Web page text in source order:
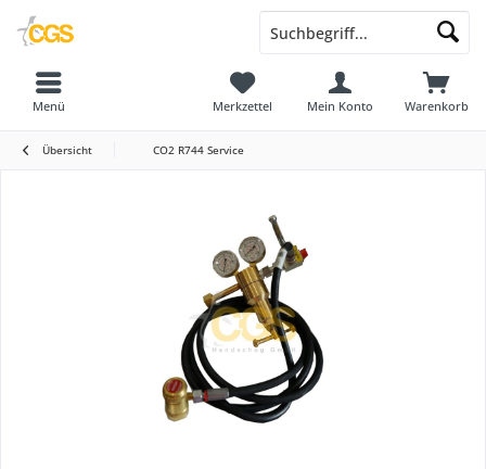
Warenkorb
Merkzettel Mein Konto
Menü
Übersicht CO2 R744 Service